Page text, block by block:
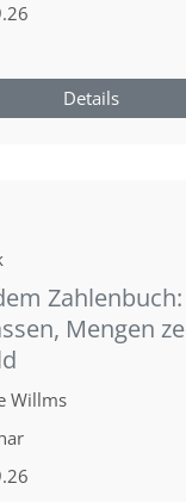
Details
Mengen
Willms